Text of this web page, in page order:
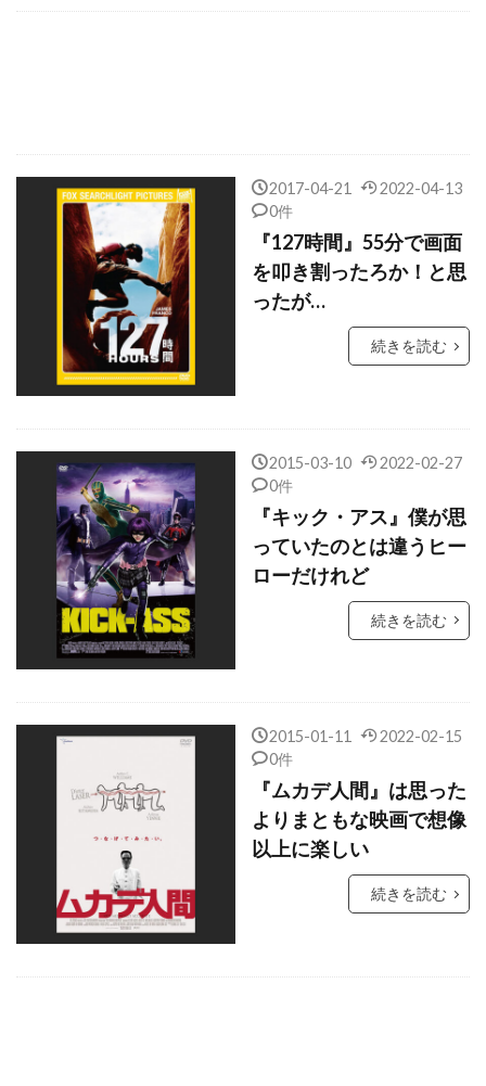
キャムリン・グライムス
キャメロン・クロウ
キャメロン・ディアス
キャメロン・ブライト
キャメロン・ボイス
キャメロン・マクラッケン
キャリー・フィッシャー
キャリー・マリガン
キャリー・ローウェル
キャリー＝アン・モス
キャロライン・トンプソン
キャロル・フックス
キャロル・リトルトン
キャンディス・アザラ
キリアン・マーフィー
キルスティン・ウォーレン
キルスティン・ダンスト
キルナ・スタメル
キース・アレン
キース・デイヴィッド
キース・ドリングトン
キーネン・アイヴォリー・ウェイアンズ
キーラン・カルキン
キーラ・ナイトレイ
キー・ホイ・クァン
ギャビー・ホフマン
ギャレット・M・ブラウン
ギャレット・ヘドランド
2017-04-21
2022-04-13
0件
『127時間』55分で画面
を叩き割ったろか！と思
ったが…
続きを読む
2015-03-10
2022-02-27
0件
『キック・アス』僕が思
っていたのとは違うヒー
ローだけれど
続きを読む
2015-01-11
2022-02-15
0件
『ムカデ人間』は思った
よりまともな映画で想像
以上に楽しい
続きを読む